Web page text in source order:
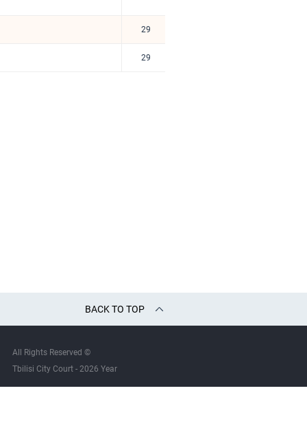
29
29
BACK TO TOP
All Rights Reserved ©
Tbilisi City Court - 2026 Year